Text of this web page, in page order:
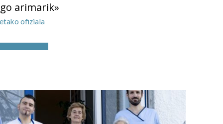
arimarik»
ofiziala